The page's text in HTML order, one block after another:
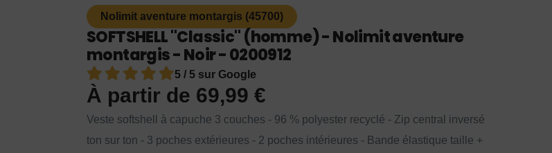
Nolimit aventure montargis (45700)
SOFTSHELL "Classic" (homme) - Nolimit aventure
montargis - Noir - 0200912
5 / 5 sur Google
À partir de 69,99 €
Veste softshell à capuche 3 couches - 96 % polyester recyclé - Zip central inversé
ton sur ton - 3 poches extérieures - 2 poches intérieures - Bande élastique taille +